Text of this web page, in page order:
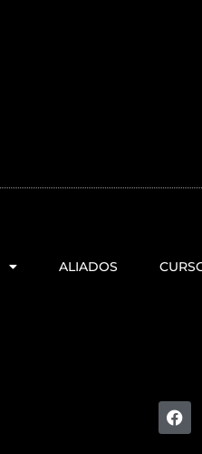
ALIADOS